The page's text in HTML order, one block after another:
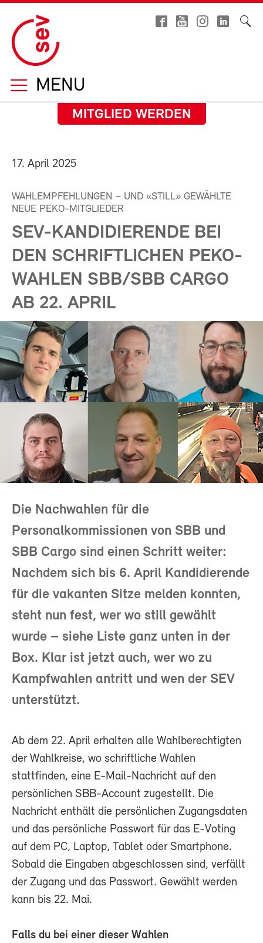
MENU
MITGLIED WERDEN
17. April 2025
WAHLEMPFEHLUNGEN – UND «STILL» GEWÄHLTE
NEUE PEKO-MITGLIEDER
SEV-KANDIDIERENDE BEI
DEN SCHRIFTLICHEN PEKO-
WAHLEN SBB/SBB CARGO
AB 22. APRIL
Die Nachwahlen für die
Personalkommissionen von SBB und
SBB Cargo sind einen Schritt weiter:
Nachdem sich bis 6. April Kandidierende
für die vakanten Sitze melden konnten,
steht nun fest, wer wo still gewählt
wurde – siehe Liste ganz unten in der
Box. Klar ist jetzt auch, wer wo zu
Kampfwahlen antritt und wen der SEV
unterstützt.
Ab dem 22. April erhalten alle Wahlberechtigten
der Wahlkreise, wo schriftliche Wahlen
stattfinden, eine E-Mail-Nachricht auf den
persönlichen SBB-Account zugestellt. Die
Nachricht enthält die persönlichen Zugangsdaten
und das persönliche Passwort für das E-Voting
auf dem PC, Laptop, Tablet oder Smartphone.
Sobald die Eingaben abgeschlossen sind, verfällt
der Zugang und das Passwort. Gewählt werden
kann bis 22. Mai.
Falls du bei einer dieser Wahlen